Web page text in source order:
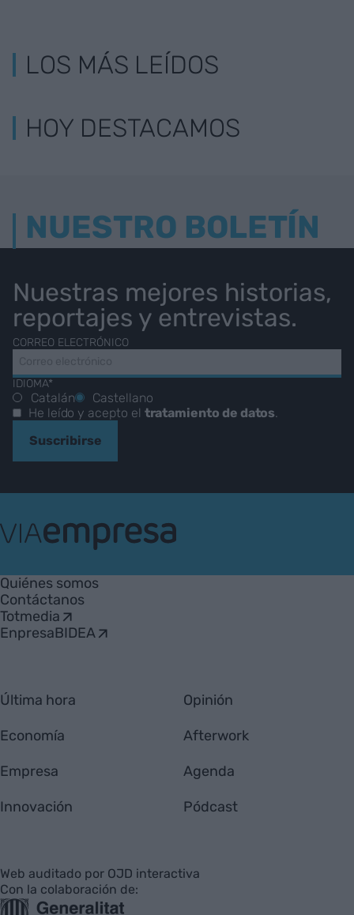
LOS MÁS LEÍDOS
HOY DESTACAMOS
NUESTRO BOLETÍN
Nuestras mejores historias,
reportajes y entrevistas.
CORREO ELECTRÓNICO
IDIOMA*
Catalán
Castellano
He leído y acepto el tratamiento de datos.
Suscribirse
Empresa
Quiénes somos
Contáctanos
Totmedia
EnpresaBIDEA
Última hora
Economía
Empresa
Innovación
Opinión
Afterwork
Agenda
Pódcast
Web auditado por OJD interactiva
Con la colaboración de: